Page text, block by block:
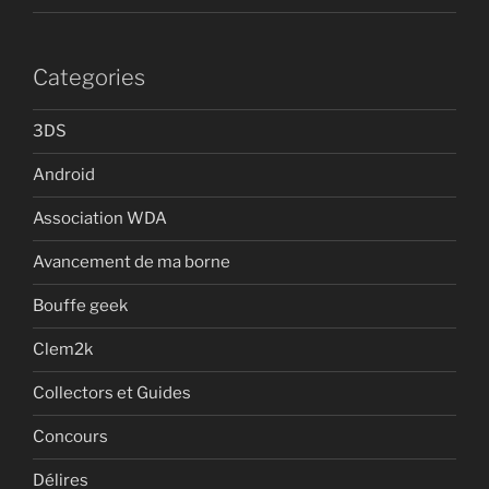
Categories
3DS
Android
Association WDA
Avancement de ma borne
Bouffe geek
Clem2k
Collectors et Guides
Concours
Délires